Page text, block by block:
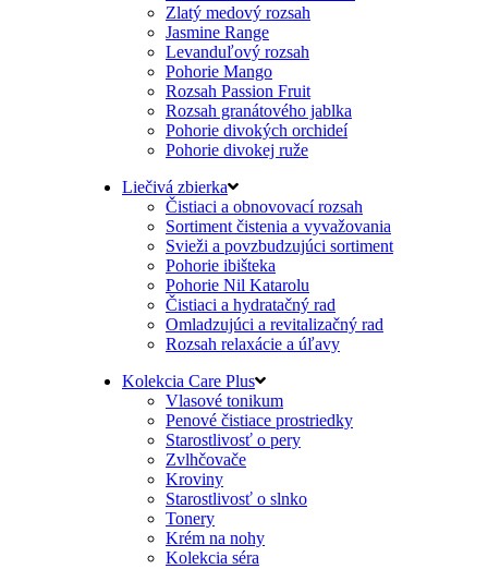
Zlatý medový rozsah
Jasmine Range
Levanduľový rozsah
Pohorie Mango
Rozsah Passion Fruit
Rozsah granátového jablka
Pohorie divokých orchideí
Pohorie divokej ruže
Liečivá zbierka
Čistiaci a obnovovací rozsah
Sortiment čistenia a vyvažovania
Svieži a povzbudzujúci sortiment
Pohorie ibišteka
Pohorie Nil Katarolu
Čistiaci a hydratačný rad
Omladzujúci a revitalizačný rad
Rozsah relaxácie a úľavy
Kolekcia Care Plus
Vlasové tonikum
Penové čistiace prostriedky
Starostlivosť o pery
Zvlhčovače
Kroviny
Starostlivosť o slnko
Tonery
Krém na nohy
Kolekcia séra